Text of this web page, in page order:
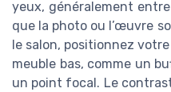
yeux, généralement
que la photo ou l’œuvre
le salon, positionnez
meuble bas, comme un
un point focal. Le